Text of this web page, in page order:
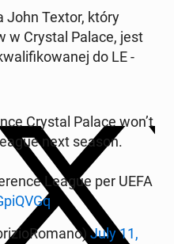
John Textor, który
w Crystal Palace, jest
do LE -
Crystal Palace won’t
next season.
League per UEFA
July 11,